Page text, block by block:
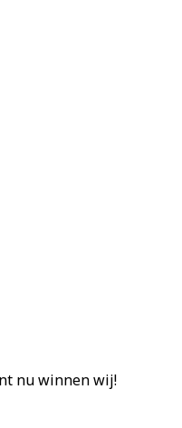
nu winnen wij!